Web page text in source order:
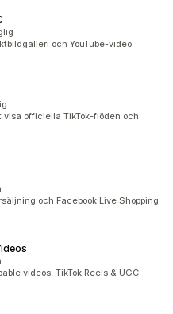
och YouTube-video.
officiella TikTok-flöden och
och Facebook Live Shopping
videos, TikTok Reels & UGC